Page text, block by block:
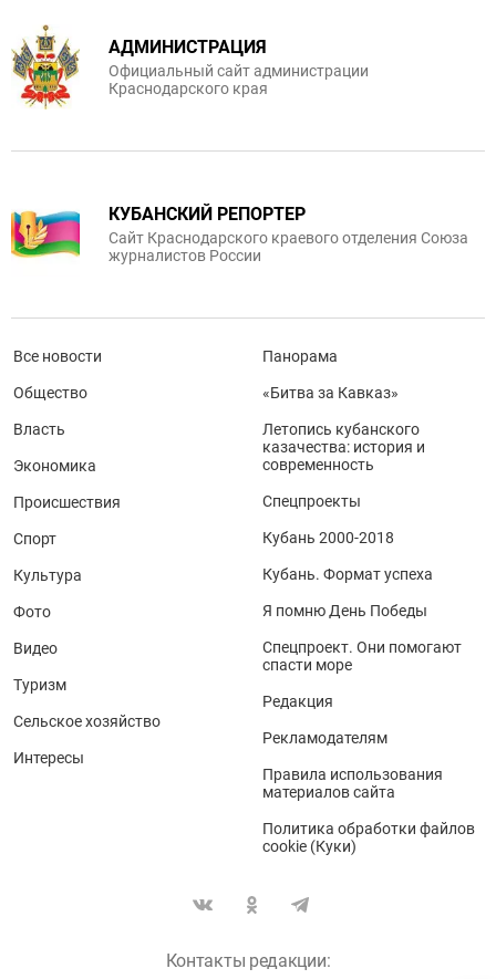
АДМИНИСТРАЦИЯ
Официальный сайт администрации
Краснодарского края
КУБАНСКИЙ РЕПОРТЕР
Сайт Краснодарского краевого отделения Союза
журналистов России
Все новости
Общество
Власть
Экономика
Происшествия
Спорт
Культура
Фото
Видео
Туризм
Сельское хозяйство
Интересы
Панорама
«Битва за Кавказ»
Летопись кубанского
казачества: история и
современность
Спецпроекты
Кубань 2000-2018
Кубань. Формат успеха
Я помню День Победы
Спецпроект. Они помогают
спасти море
Редакция
Рекламодателям
Правила использования
материалов сайта
Политика обработки файлов
cookie (Куки)
Контакты редакции: